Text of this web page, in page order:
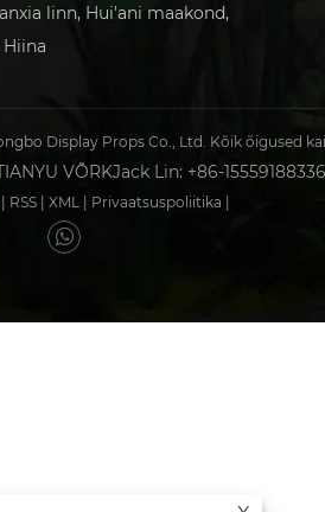
linn, Hui'ani maakond,
Display Props Co., Ltd. Kõik õigused
VÕRKJack Lin: +86-15559188336
RSS XML Privaatsuspoliitika